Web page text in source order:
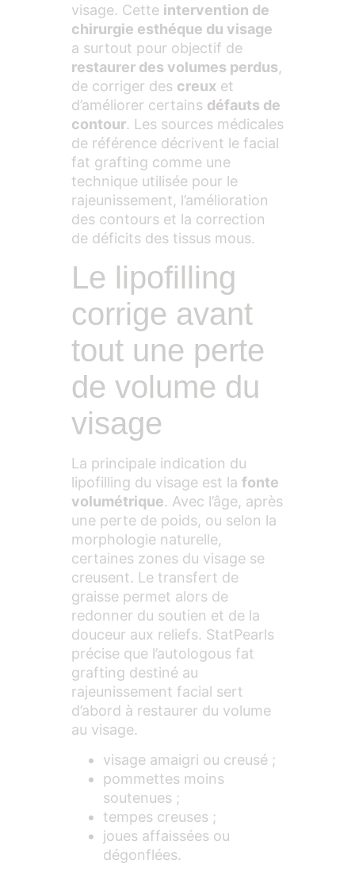
visage. Cette intervention de
chirurgie esthéque du visage
a surtout pour objectif de
restaurer des volumes perdus,
de corriger des creux et
d’améliorer certains défauts de
contour. Les sources médicales
de référence décrivent le facial
fat grafting comme une
technique utilisée pour le
rajeunissement, l’amélioration
des contours et la correction
de déficits des tissus mous.
Le lipofilling
corrige avant
tout une perte
de volume du
visage
La principale indication du
lipofilling du visage est la fonte
volumétrique. Avec l’âge, après
une perte de poids, ou selon la
morphologie naturelle,
certaines zones du visage se
creusent. Le transfert de
graisse permet alors de
redonner du soutien et de la
douceur aux reliefs. StatPearls
précise que l’autologous fat
grafting destiné au
rajeunissement facial sert
d’abord à restaurer du volume
au visage.
visage amaigri ou creusé ;
pommettes moins
soutenues ;
tempes creuses ;
joues affaissées ou
dégonflées.